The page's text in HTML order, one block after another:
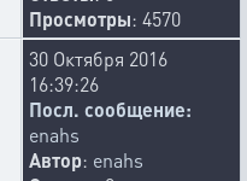
Просмотры: 4570
30 Октября 2016
16:39:26
Посл. сообщение:
enahs
Автор: enahs